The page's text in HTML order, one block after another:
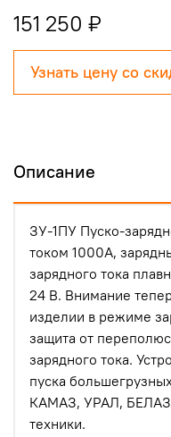
151 250 ₽
Узнать цену со
Описание
ЗУ-1ПУ Пуско-
током 1000А,
зарядного тока
24 В. Внимание
изделии в режиме
защита от
зарядного тока.
пуска
КАМАЗ, УРАЛ, БЕЛАЗ
техники.